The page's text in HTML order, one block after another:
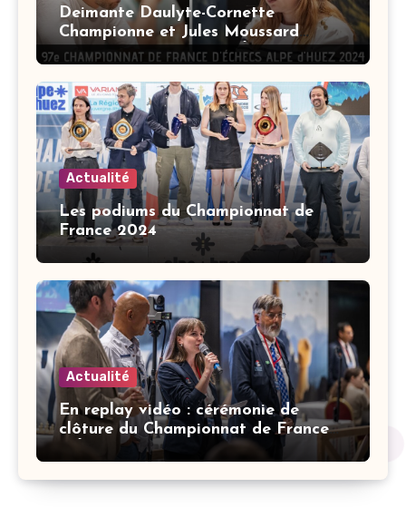
Deimante Daulyte-Cornette
Championne et Jules Moussard
Champion de France d’Échecs 2024 !
Actualité
Les podiums du Championnat de
France 2024
Actualité
En replay vidéo : cérémonie de
clôture du Championnat de France
d’Échecs à l’Alpe d’Huez